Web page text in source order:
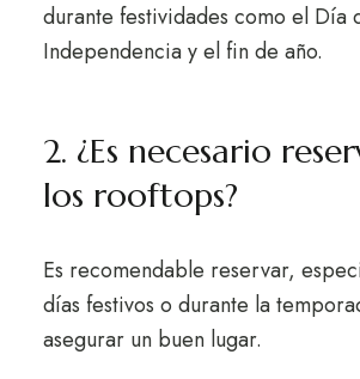
durante festividades como el Día
Independencia y el fin de año.
2. ¿Es necesario
los rooftops?
Es recomendable reservar,
días festivos o durante la
asegurar un buen lugar.